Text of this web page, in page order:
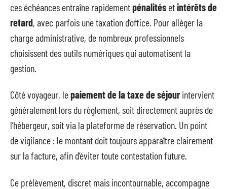
ces échéances entraîne rapidementpénalités etintérêts de
retard, avec parfois une taxation d’office. Pour alléger la
charge administrative, de nombreux professionnels
choisissent des outils numériques qui automatisent la
gestion.
Côté voyageur, lepaiement de la taxe de séjourintervient
généralement lors du règlement, soit directement auprès de
l’hébergeur, soit via la plateforme de réservation. Un point
de vigilance : le montant doit toujours apparaître clairement
sur la facture, afin d’éviter toute contestation future.
Ce prélèvement, discret mais incontournable, accompagne